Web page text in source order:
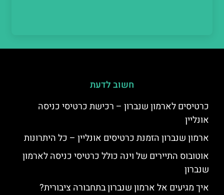
חשוב לדעת
כרטיסים לארמון שנברון – רכישת כרטיסי כניסה
אונליין
ארמון שנברון הזמנת כרטיסים אונליין – כל היתרונות
אוטובוס התיירים של וינה כולל כרטיסי כניסה לארמון
שנברון
איך מגיעים אל ארמון שנברון בתחבורה ציבורית?